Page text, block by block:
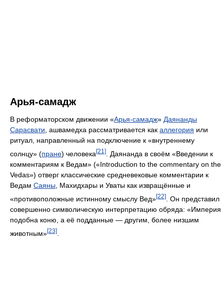
Арья-самадж
В реформаторском движении «Арья-самадж» Даянанды
Сарасвати, ашвамедха рассматривается как аллегория или
ритуал, направленный на подключение к «внутреннему
солнцу» (пране) человека [21]
. Даянанда в своём «Введении к
комментариям к Ведам» («Introduction to the commentary on the
Vedas») отверг классические средневековые комментарии к
Ведам Саяны , Махидхары и Уваты как извращённые и
«противоположные истинному смыслу Вед»[22]
. Он представил
совершенно символическую интерпретацию обряда: «Империя
подобна коню, а её подданные — другим, более низшим
животным»[23]